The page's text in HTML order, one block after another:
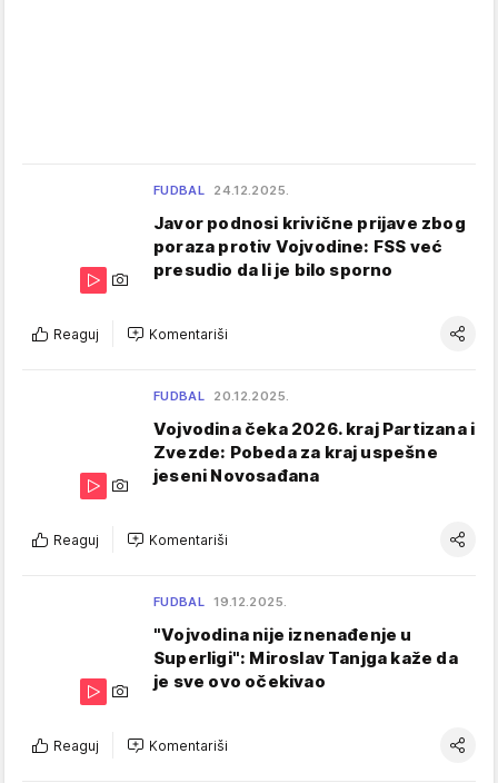
FUDBAL 24.12.2025.
Javor podnosi krivične prijave zbog
poraza protiv Vojvodine: FSS već
presudio da li je bilo sporno
Reaguj Komentariši
FUDBAL 20.12.2025.
Vojvodina čeka 2026. kraj Partizana i
Zvezde: Pobeda za kraj uspešne
jeseni Novosađana
Reaguj Komentariši
FUDBAL 19.12.2025.
"Vojvodina nije iznenađenje u
Superligi": Miroslav Tanjga kaže da
je sve ovo očekivao
Reaguj Komentariši